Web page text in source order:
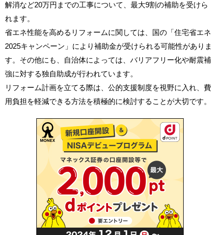
解消など20万円までの工事について、最大9割の補助を受けら
れます。
省エネ性能を高めるリフォームに関しては、国の「住宅省エネ
2025キャンペーン」により補助金が受けられる可能性がありま
す。その他にも、自治体によっては、バリアフリー化や耐震補
強に対する独自助成が行われています。
リフォーム計画を立てる際は、公的支援制度を視野に入れ、費
用負担を軽減できる方法を積極的に検討することが大切です。